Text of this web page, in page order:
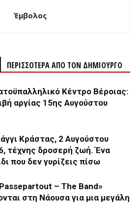
Έμβολος
ΠΕΡΙΣΣΟΤΕΡΑ ΑΠΟ ΤΟΝ ΔΗΜΙΟΥΡΓΟ
Κέντρο Βέροιας:
αργίας 15ης Αυγούστου
Κράστας, 2 Αυγούστου
τέχνης δροσερή ζωή. Ένα
που δεν γυρίζεις πίσω
– The Band»
στη Νάουσα για μια μεγάλη